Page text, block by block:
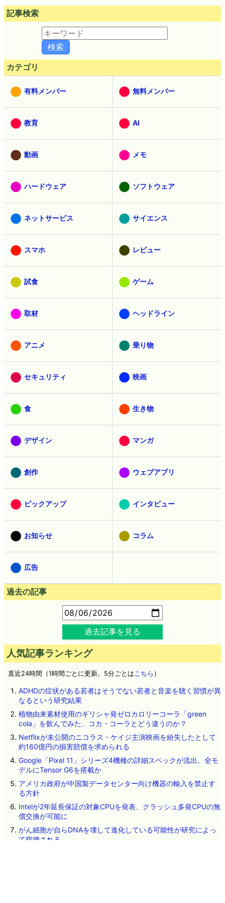
記事検索
カテゴリ
有料メンバー 無料メンバー
教育 AI
動画 メモ
ハードウェア ソフトウェア
ネットサービス サイエンス
スマホ レビュー
試食 ゲーム
取材 ヘッドライン
アニメ 乗り物
セキュリティ 映画
食 生き物
デザイン マンガ
創作 ウェブアプリ
ピックアップ インタビュー
お知らせ コラム
広告
過去の記事
過去記事を見る
人気記事ランキング
直近24時間（1時間ごとに更新。5分ごとはこちら ）
ADHDの症状がある若者はそうでない若者と音楽を聴く習慣が異
なるという研究結果
植物由来素材使用のギリシャ発ゼロカロリーコーラ「green
cola」を飲んでみた、コカ・コーラとどう違うのか？
Netflixが未公開のニコラス・ケイジ主演映画を紛失したとして
約160億円の損害賠償を求められる
Google「Pixel 11」シリーズ4機種の詳細スペックが流出、全モ
デルにTensor G6を搭載か
アメリカ政府が中国製データセンター向け機器の輸入を禁止す
る方針
Intelが2年延長保証の対象CPUを発表、クラッシュ多発CPUの無
償交換が可能に
がん細胞が自らDNAを壊して進化している可能性が研究によっ
て指摘される